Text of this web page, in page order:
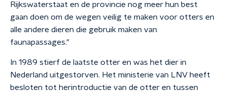
Rijkswaterstaat en de provincie nog meer hun best
gaan doen om de wegen veilig te maken voor otters en
alle andere dieren die gebruik maken van
faunapassages."
In 1989 stierf de laatste otter en was het dier in
Nederland uitgestorven. Het ministerie van LNV heeft
besloten tot herintroductie van de otter en tussen